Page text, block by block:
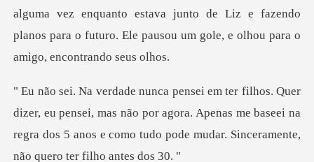
alguma vez enquanto estava junto de Liz
pensei, mas não por agora. Apenas me baseei na
regra dos 5 anos e com